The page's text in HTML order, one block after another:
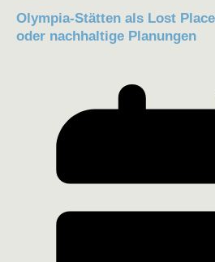
Olympia-Stätten als Lost
oder nachhaltige Planungen